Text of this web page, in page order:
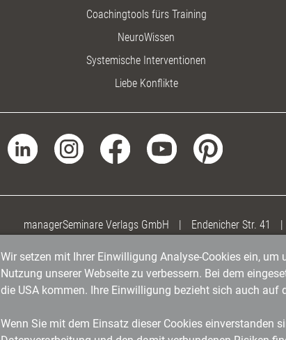
Coachingtools fürs Training
NeuroWissen
Systemische Interventionen
Liebe Konflikte
managerSeminare Verlags GmbH | Endenicher Str. 41 |
Wir setzen mit Ihrer Einwilligung Analyse-Cookies ein,
Nutzung unserer Webseite zu verbessern. Bei dem
die USA kommen. Ihre Einwilligung bezieht sich auch
Wenn Sie mit dem Einsatz dieser Cookies einverstanden